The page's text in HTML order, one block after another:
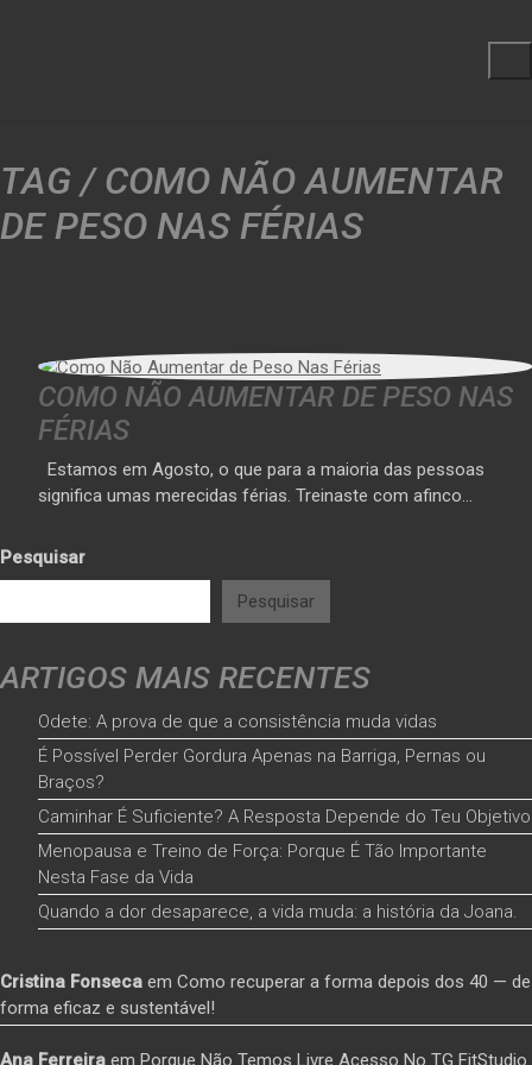
TAG /COMO NÃO AUMENTAR
DE PESO NAS FÉRIAS
COMO NÃO AUMENTAR DE PESO NAS
FÉRIAS
Estamos em Agosto, o que para a maioria das pessoas
significa umas merecidas férias. Treinaste com afinco…
Pesquisar
Pesquisar
ARTIGOS MAIS RECENTES
Odete: A prova de que a consistência muda vidas
É Possível Perder Gordura Apenas na Barriga, Pernas ou
Braços?
Caminhar É Suficiente? A Resposta Depende do Teu Objetivo
Menopausa e Treino de Força: Porque É Tão Importante
Nesta Fase da Vida
Quando a dor desaparece, a vida muda: a história da Joana.
Cristina Fonseca em Como recuperar a forma depois dos 40 — de
forma eficaz e sustentável!
Ana Ferreira em Porque Não Temos Livre Acesso No TG FitStudio